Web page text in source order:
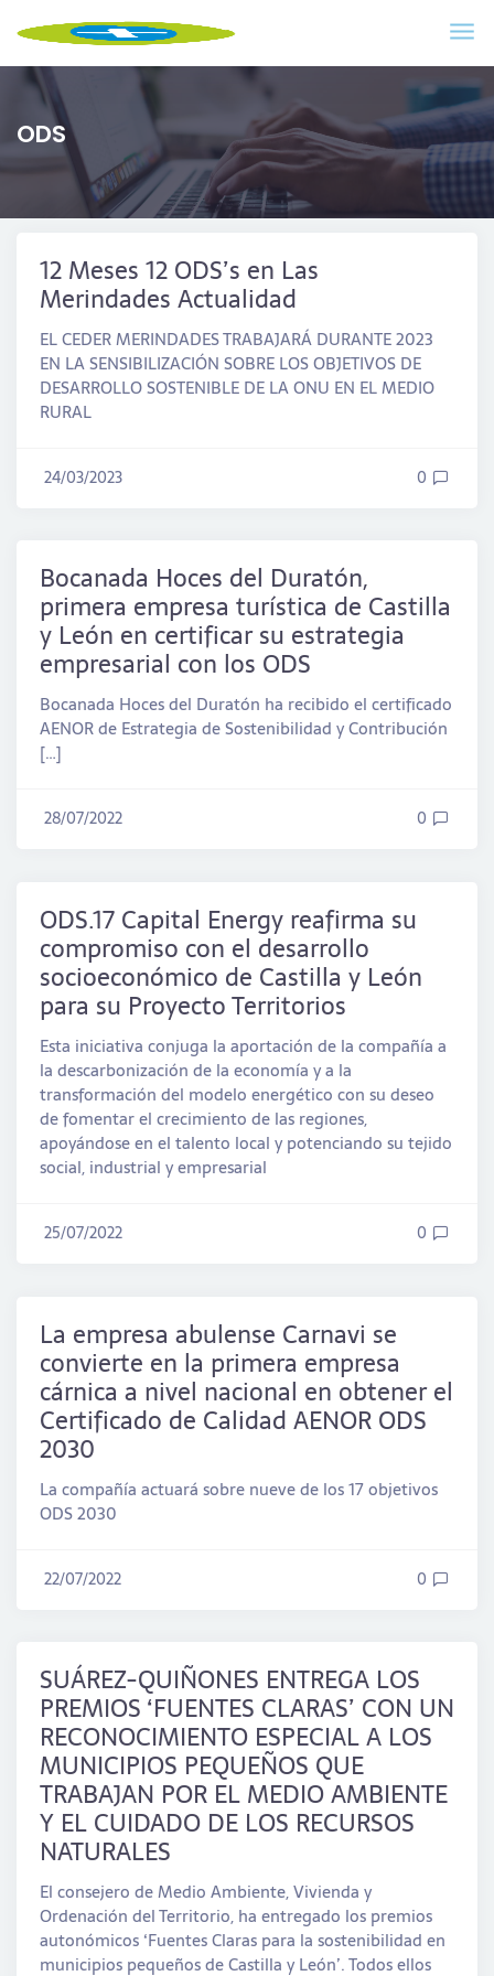
ODS
12 Meses 12 ODS’s en Las
Merindades Actualidad
EL CEDER MERINDADES TRABAJARÁ DURANTE 2023
EN LA SENSIBILIZACIÓN SOBRE LOS OBJETIVOS DE
DESARROLLO SOSTENIBLE DE LA ONU EN EL MEDIO
RURAL
24/03/2023 0
Bocanada Hoces del Duratón,
primera empresa turística de Castilla
y León en certificar su estrategia
empresarial con los ODS
Bocanada Hoces del Duratón ha recibido el certificado
AENOR de Estrategia de Sostenibilidad y Contribución
[…]
28/07/2022 0
ODS.17 Capital Energy reafirma su
compromiso con el desarrollo
socioeconómico de Castilla y León
para su Proyecto Territorios
Esta iniciativa conjuga la aportación de la compañía a
la descarbonización de la economía y a la
transformación del modelo energético con su deseo
de fomentar el crecimiento de las regiones,
apoyándose en el talento local y potenciando su tejido
social, industrial y empresarial
25/07/2022 0
La empresa abulense Carnavi se
convierte en la primera empresa
cárnica a nivel nacional en obtener el
Certificado de Calidad AENOR ODS
2030
La compañía actuará sobre nueve de los 17 objetivos
ODS 2030
22/07/2022 0
SUÁREZ-QUIÑONES ENTREGA LOS
PREMIOS ‘FUENTES CLARAS’ CON UN
RECONOCIMIENTO ESPECIAL A LOS
MUNICIPIOS PEQUEÑOS QUE
TRABAJAN POR EL MEDIO AMBIENTE
Y EL CUIDADO DE LOS RECURSOS
NATURALES
El consejero de Medio Ambiente, Vivienda y
Ordenación del Territorio, ha entregado los premios
autonómicos ‘Fuentes Claras para la sostenibilidad en
municipios pequeños de Castilla y León’. Todos ellos